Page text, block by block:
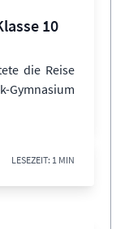
10
die Reise
Gymnasium
LESEZEIT: 1 MIN